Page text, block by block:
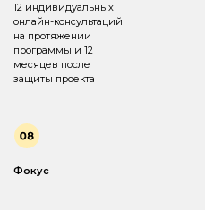
12 индивидуальных
онлайн-консультаций
на протяжении
программы и 12
месяцев после
защиты проекта
Фокус